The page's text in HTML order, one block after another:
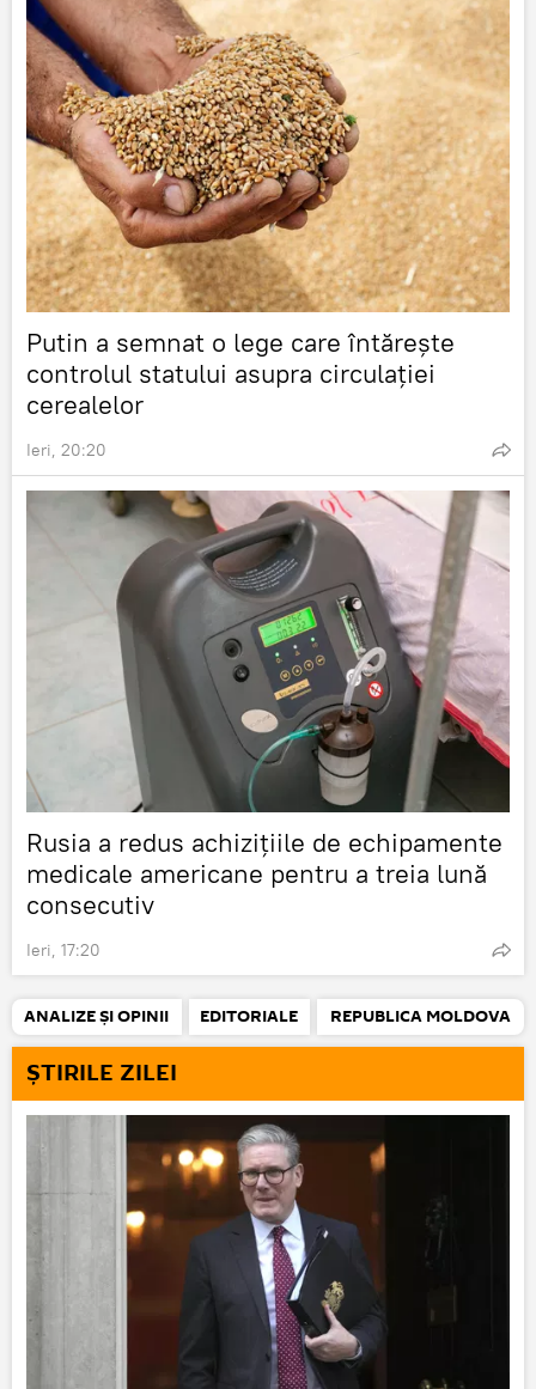
Putin a semnat o lege care întărește
controlul statului asupra circulației
cerealelor
Ieri, 20:20
Rusia a redus achizițiile de echipamente
medicale americane pentru a treia lună
consecutiv
Ieri, 17:20
ANALIZE ȘI OPINII EDITORIALE REPUBLICA MOLDOVA
ȘTIRILE ZILEI